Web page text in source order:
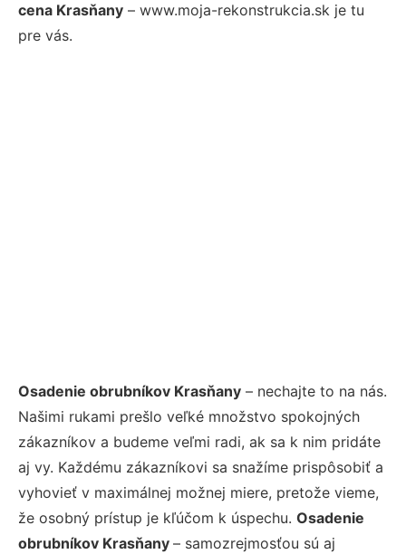
cena Krasňany – www.moja-rekonstrukcia.sk je tu
pre vás.
Osadenie obrubníkov Krasňany – nechajte to na nás.
Našimi rukami prešlo veľké množstvo spokojných
zákazníkov a budeme veľmi radi, ak sa k nim pridáte
aj vy. Každému zákazníkovi sa snažíme prispôsobiť a
vyhovieť v maximálnej možnej miere, pretože vieme,
že osobný prístup je kľúčom k úspechu. Osadenie
obrubníkov Krasňany – samozrejmosťou sú aj